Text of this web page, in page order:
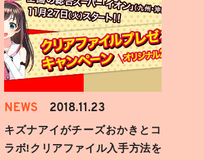
NEWS 2018.11.23
キズナアイがチーズおかきとコ
ラボ!クリアファイル入手方法を